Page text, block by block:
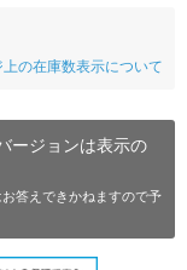
の在庫数表示について
ージョンは表示の
答えできかねますので予